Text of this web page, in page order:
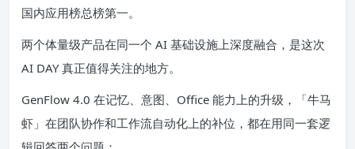
国内应用榜总榜第一。
两个体量级产品在同一个 AI 基础设施上深度融合，是这次
AI DAY 真正值得关注的地方。
GenFlow 4.0 在记忆、意图、Office 能力上的升级，「牛马
虾」在团队协作和工作流自动化上的补位，都在用同一套逻